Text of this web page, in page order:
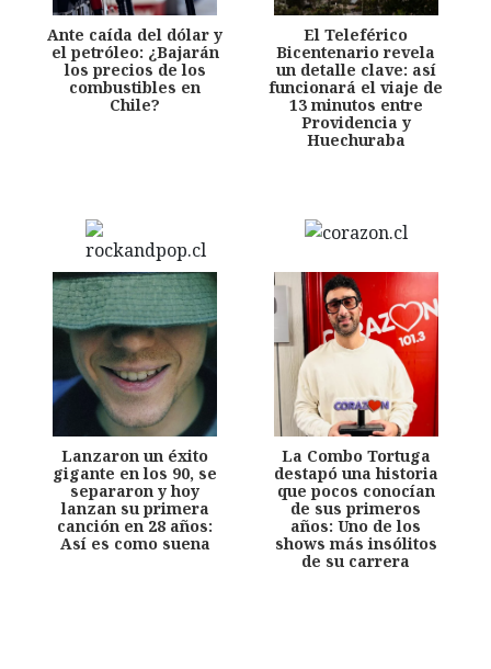
Ante caída del dólar y
el petróleo: ¿Bajarán
los precios de los
combustibles en
Chile?
El Teleférico
Bicentenario revela
un detalle clave: así
funcionará el viaje de
13 minutos entre
Providencia y
Huechuraba
Lanzaron un éxito
gigante en los 90, se
separaron y hoy
lanzan su primera
canción en 28 años:
Así es como suena
La Combo Tortuga
destapó una historia
que pocos conocían
de sus primeros
años: Uno de los
shows más insólitos
de su carrera